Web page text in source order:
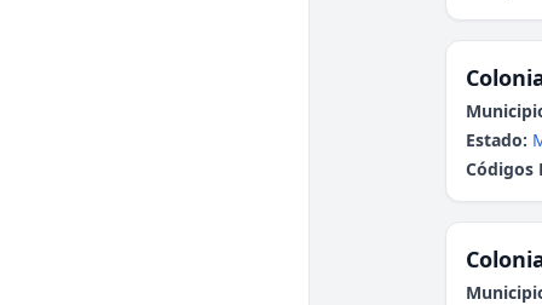
Estado:
Códigos